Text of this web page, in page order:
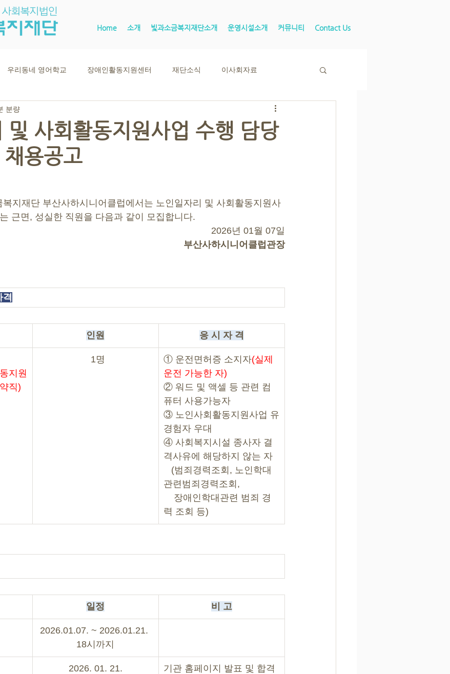
Home 소개 빛과소금복지재단소개 운영시설소개 커뮤니티 Contact Us
우리동네 영어학교 장애인활동지원센터 재단소식 이사회자료
및 사회활동지원사업 수행 담당
용공고
분량
지재단 부산사하시니어클럽에서는 노인일자리 및 사회활동지원사
근면, 성실한 직원을 다음과 같이 모집합니다.
2026년 01월 07일
부산사하시니어클럽관장
인원 응 시 자 격
지원
직)
1명 ① 운전면허증 소지자(실제
운전 가능한 자)
② 워드 및 액셀 등 관련 컴
퓨터 사용가능자
③ 노인사회활동지원사업 유
경험자 우대
④ 사회복지시설 종사자 결
격사유에 해당하지 않는 자
(범죄경력조회, 노인학대
관련범죄경력조회,
장애인학대관련 범죄 경
력 조회 등)
일정 비 고
2026.01.07. ~ 2026.01.21.
18시까지
2026. 01. 21.
기관 홈페이지 발표 및 합격